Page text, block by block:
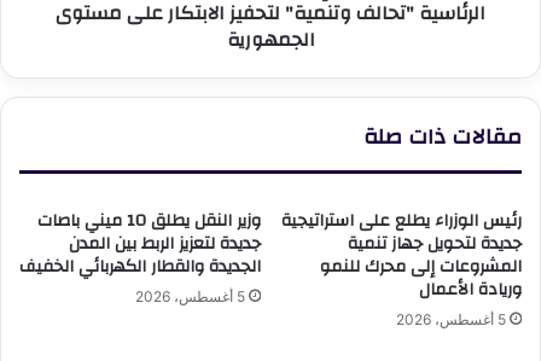
لتحفيزالرئاسية "تحالف وتنمية" لتحفيز الابتكار على مستوى
الجمهورية
مقالات ذات صلة
رئيس الوزراء يطلع على استراتيجية
جديدة لتحويل جهاز تنمية
المشروعات إلى محرك للنمو
وريادة الأعمال
5 أغسطس، 2026
وزير النقل يطلق 10 ميني باصات
جديدة لتعزيز الربط بين المدن
الجديدة والقطار الكهربائي الخفيف
5 أغسطس، 2026